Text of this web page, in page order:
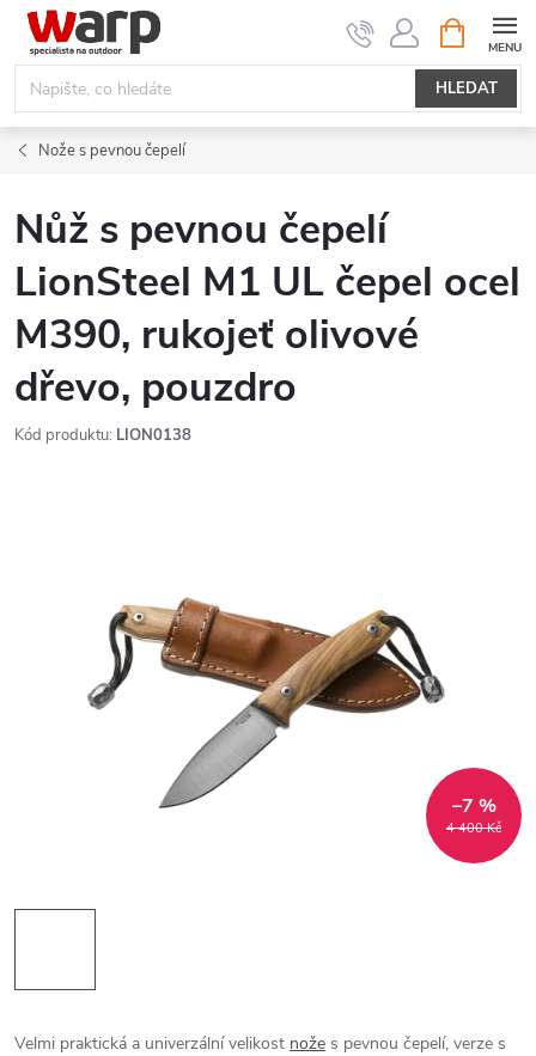
Přejít
obsah
HLEDAT
NÁKUPNÍ
KOŠÍK
Nože s pevnou čepelí
Nůž s pevnou čepelí
LionSteel M1 UL čepel ocel
M390, rukojeť olivové
dřevo, pouzdro
Kód produktu: LION0138
4 400 Kč
–7 %
Velmi praktická a univerzální velikost nože s pevnou čepelí, verze s